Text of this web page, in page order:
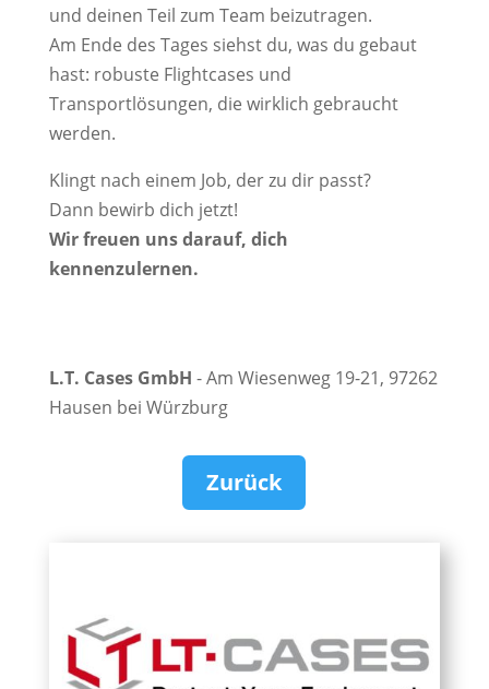
und deinen Teil zum Team beizutragen.
Am Ende des Tages siehst du, was du gebaut
hast: robuste Flightcases und
Transportlösungen, die wirklich gebraucht
werden.
Klingt nach einem Job, der zu dir passt?
Dann bewirb dich jetzt!
Wir freuen uns darauf, dich
kennenzulernen.
L.T. Cases GmbH - Am Wiesenweg 19-21, 97262
Hausen bei Würzburg
Zurück